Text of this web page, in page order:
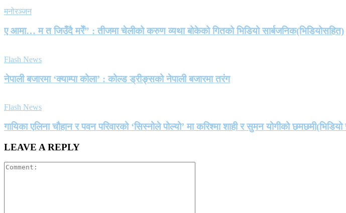
मनोरञ्जन
ए आमा… म त जिउँदै मरेँ” : तीजमा चेलीको करुण व्यथा बोकेको गितको भिडियो सार्बजनिक(भिडियोसहित)
Flash News
नेपाली बजारमा ‘क्याम्पा कोला’ : कोल्ड ड्रीङ्सको नेपाली बजारमा तरंग
Flash News
गायिका एलिना चौहान र पवन परिवारको ‘सिस्नोले पोल्यो’ मा करिश्मा शाही र सुमन योगीको
LEAVE A REPLY